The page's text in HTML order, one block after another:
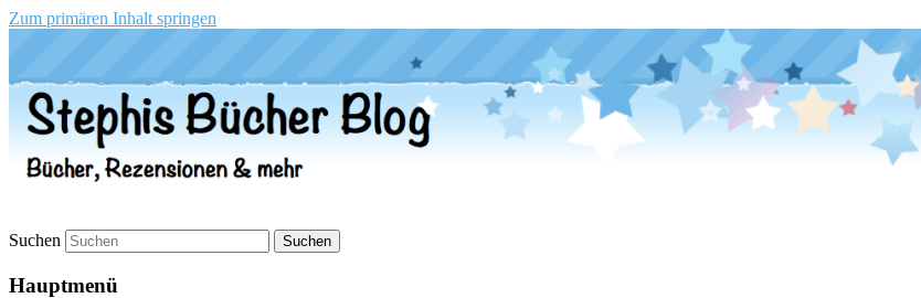
Zum primären Inhalt springen
Stephis Bücher Blog
Suchen
Hauptmenü